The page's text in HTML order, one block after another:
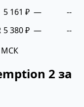
5 161 ₽ —
--
5 380 ₽ —
--
МСК
2 за